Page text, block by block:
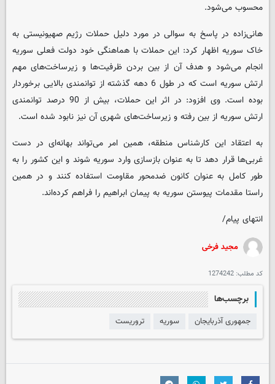
محسوب می‌شود.
هانی‌زاده در پاسخ به سوالی در مورد دلیل حملات رژیم صهیونیستی به
خاک سوریه اظهار کرد: این حملات با هماهنگی خود دولت فعلی سوریه
انجام می‌شود و هدف آن از بین بردن ظرفیت‌ها و زیرساخت‌های مهم
ارتش سوریه است که در طول 6 دهه گذشته از توانمندی بالایی برخوردار
بوده است. وی افزود: در اثر این حملات، بیش از 90 درصد توانمندی
ارتش سوریه از بین رفته و زیرساخت‌های شهری آن نیز نابود شده است.
به اعتقاد این کارشناس منطقه، همین امر می‌تواند بهانه‌ای در دست
غربی‌ها قرار دهد تا به عنوان بازسازی وارد سوریه شوند و این کشور را به
طور کامل به عنوان کانون ضدمحور مقاومت استفاده کنند و در همین
راستا مقدمات پیوستن سوریه به پیمان ابراهیم را فراهم کرده‌اند.
انتهای پیام/
مجید فرخی
کد مطلب: 1274242
برچسب‌ها
جمهوری آذربایجان سوریه تروریست